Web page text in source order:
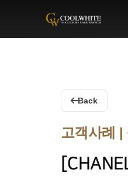
Coolwhite
Back
고객사례 |